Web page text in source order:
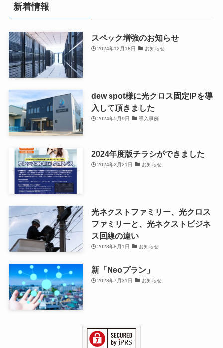
新着情報
スペック増強のお知らせ
2024年12月18日 お知らせ
dew spot様に光クロス固定IPを導
入して頂きました
2024年5月9日 導入事例
2024年度版チラシができました
2024年2月21日 お知らせ
光ネクストファミリー、光クロス
ファミリーと、光ネクストビジネ
ス回線の違い
2023年8月1日 お知らせ
新「Neoプラン」
2023年7月31日 お知らせ